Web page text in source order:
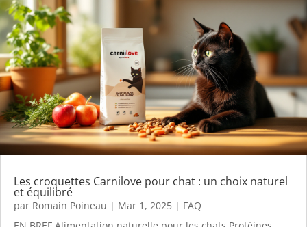
Les croquettes Carnilove pour chat : un choix naturel
et équilibré
par Romain Poineau | Mar 1, 2025 | FAQ